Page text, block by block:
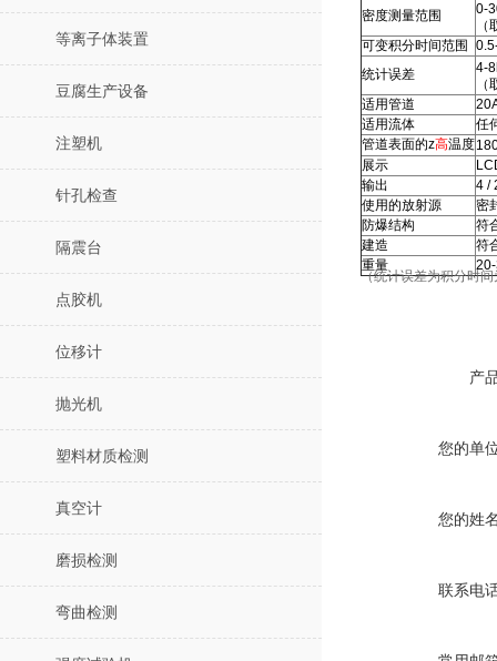
等离子体装置
豆腐生产设备
注塑机
针孔检查
隔震台
点胶机
位移计
抛光机
塑料材质检测
真空计
磨损检测
弯曲检测
密度测量范围
0-
可变积分时间范围
统计误差
4-
适用管道
适用流体
任
管道表面的z高温度
展示
输出
4 /
使用的放射源
密
防爆结构
符
建造
符
重量
（统计误差为积分时
产
您的单
您的姓
联系电